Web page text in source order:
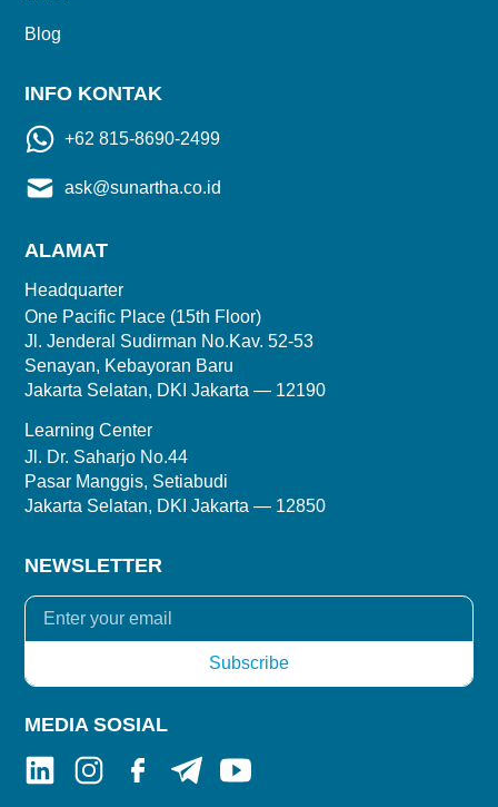
Blog
INFO KONTAK
+62 815-8690-2499
ask@sunartha.co.id
ALAMAT
Headquarter
One Pacific Place (15th Floor)
Jl. Jenderal Sudirman No.Kav. 52-53
Senayan, Kebayoran Baru
Jakarta Selatan, DKI Jakarta — 12190
Learning Center
Jl. Dr. Saharjo No.44
Pasar Manggis, Setiabudi
Jakarta Selatan, DKI Jakarta — 12850
NEWSLETTER
MEDIA SOSIAL